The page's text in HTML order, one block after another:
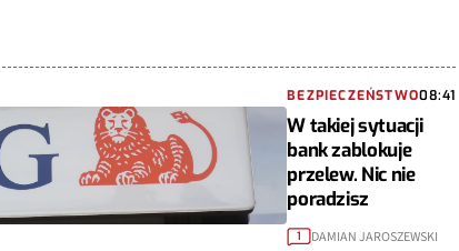
BEZPIECZEŃSTWO08:41
W takiej sytuacji
bank zablokuje
przelew. Nic nie
poradzisz
1 DAMIAN JAROSZEWSKI